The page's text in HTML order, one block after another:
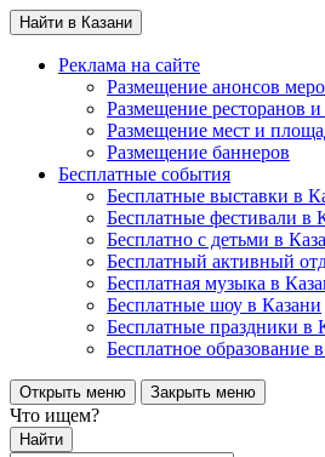
Найти в Казани
Реклама на сайте
Размещение анонсов
Размещение ресторанов
Размещение мест и
Размещение баннеров
Бесплатные события
Бесплатные выставки в
Бесплатные фестивали в
Бесплатно с детьми в
Бесплатный активный
Бесплатная музыка в
Бесплатные шоу в Казани
Бесплатные праздники в
Бесплатное образование
Открыть меню Закрыть меню
Что ищем?
Найти